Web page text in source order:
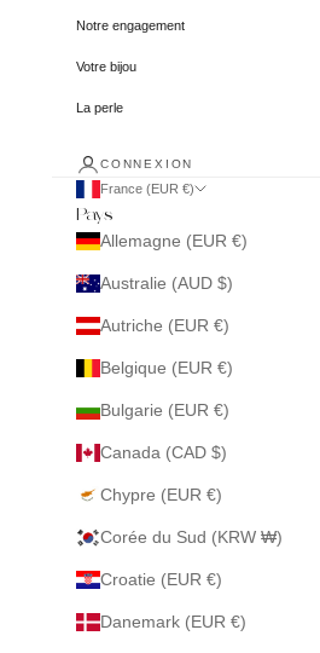
Notre engagement
Votre bijou
La perle
CONNEXION
France (EUR €)
Pays
Allemagne (EUR €)
Australie (AUD $)
Autriche (EUR €)
Belgique (EUR €)
Bulgarie (EUR €)
Canada (CAD $)
Chypre (EUR €)
Corée du Sud (KRW ₩)
Croatie (EUR €)
Danemark (EUR €)